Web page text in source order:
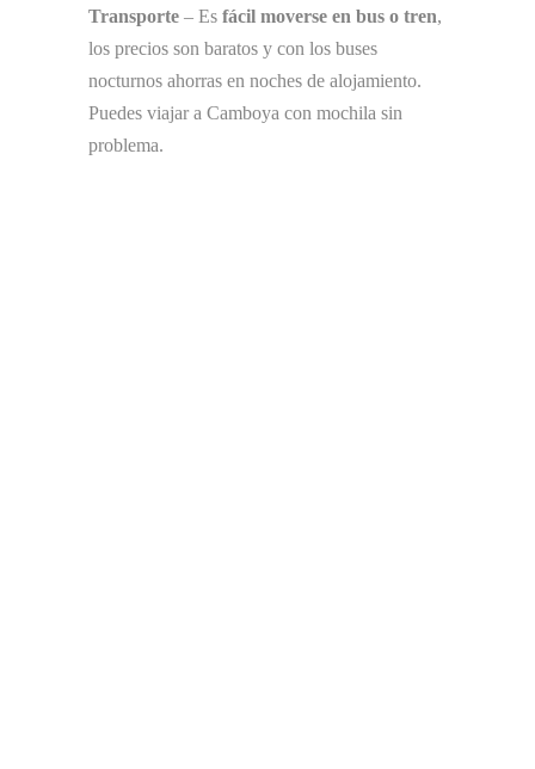
Transporte – Es fácil moverse en bus o tren,
los precios son baratos y con los buses
nocturnos ahorras en noches de alojamiento.
Puedes viajar a Camboya con mochila sin
problema.